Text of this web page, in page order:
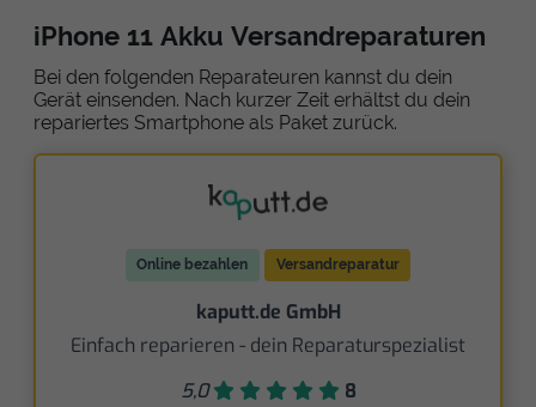
iPhone 11 Akku Versandreparaturen
Bei den folgenden Reparateuren kannst du dein
Gerät einsenden. Nach kurzer Zeit erhältst du dein
repariertes Smartphone als Paket zurück.
Online bezahlen Versandreparatur
kaputt.de GmbH
Einfach reparieren - dein Reparaturspezialist
5,0
8